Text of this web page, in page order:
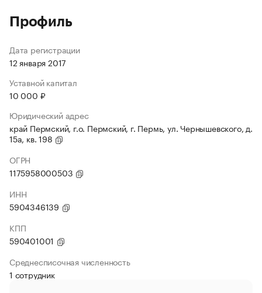
Профиль
Дата регистрации
12 января 2017
Уставной капитал
10 000 ₽
Юридический адрес
край Пермский, г.о. Пермский, г. Пермь, ул. Чернышевского, д.
15а, кв. 198
ОГРН
1175958000503
ИНН
5904346139
КПП
590401001
Среднесписочная численность
1 сотрудник